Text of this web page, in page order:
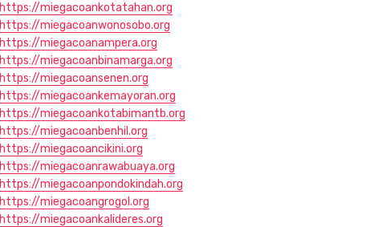
https://miegacoankotatahan.org
https://miegacoanwonosobo.org
https://miegacoanampera.org
https://miegacoanbinamarga.org
https://miegacoansenen.org
https://miegacoankemayoran.org
https://miegacoankotabimantb.org
https://miegacoanbenhil.org
https://miegacoancikini.org
https://miegacoanrawabuaya.org
https://miegacoanpondokindah.org
https://miegacoangrogol.org
https://miegacoankalideres.org